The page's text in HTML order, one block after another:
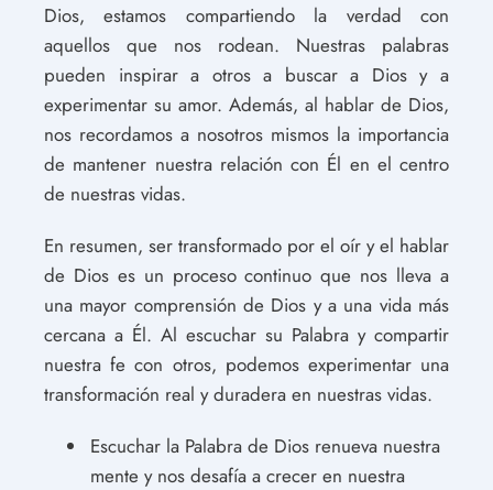
Dios, estamos compartiendo la verdad con
aquellos que nos rodean. Nuestras palabras
pueden inspirar a otros a buscar a Dios y a
experimentar su amor. Además, al hablar de Dios,
nos recordamos a nosotros mismos la importancia
de mantener nuestra relación con Él en el centro
de nuestras vidas.
En resumen, ser transformado por el oír y el hablar
de Dios es un proceso continuo que nos lleva a
una mayor comprensión de Dios y a una vida más
cercana a Él. Al escuchar su Palabra y compartir
nuestra fe con otros, podemos experimentar una
transformación real y duradera en nuestras vidas.
Escuchar la Palabra de Dios renueva nuestra
mente y nos desafía a crecer en nuestra